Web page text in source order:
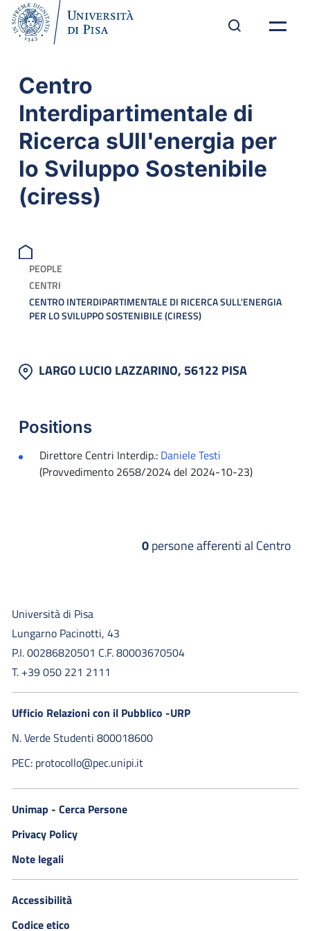
Centro
Interdipartimentale di
Ricerca sUll'energia per
lo Sviluppo Sostenibile
(ciress)
PEOPLE
CENTRI
CENTRO INTERDIPARTIMENTALE DI RICERCA SULL'ENERGIA
PER LO SVILUPPO SOSTENIBILE (CIRESS)
LARGO LUCIO LAZZARINO, 56122 PISA
Positions
Direttore Centri Interdip.: Daniele Testi
(Provvedimento 2658/2024 del 2024-10-23)
0persone afferenti al Centro
Università di Pisa
Lungarno Pacinotti, 43
P.I. 00286820501 C.F. 80003670504
T. +39 050 221 2111
Ufficio Relazioni con il Pubblico -URP
N. Verde Studenti 800018600​
PEC: protocollo@pec.unipi.it
Unimap - Cerca Persone
Privacy Policy
Note legali
Accessibilità
Codice etico